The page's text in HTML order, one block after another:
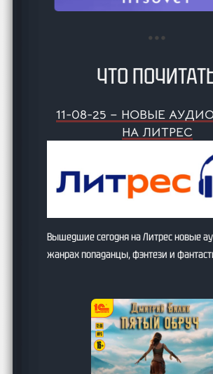
ЧТО
11-08-25 – НОВЫЕ
НА ЛИТРЕС
Вышедшие сегодня на Литрес новые
жанрах попаданцы, фэнтези и